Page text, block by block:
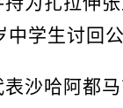
学生讨回公
沙哈阿都